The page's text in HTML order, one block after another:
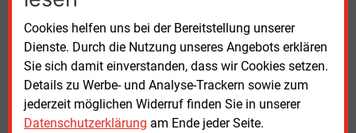
Cookies helfen uns bei der Bereitstellung unserer
Dienste. Durch die Nutzung unseres Angebots erklären
Sie sich damit einverstanden, dass wir Cookies setzen.
Details zu Werbe- und Analyse-Trackern sowie zum
jederzeit möglichen Widerruf finden Sie in unserer
Datenschutzerklärung am Ende jeder Seite.
betrieben.
Regionale Wertschöpfung
Mit rund 11 Milliarden Euro bezeichnet Mitnetz Strom
das Vorhaben als größte Einzelinvestition des
Konzerns. Gleichzeitig handele es sich um den